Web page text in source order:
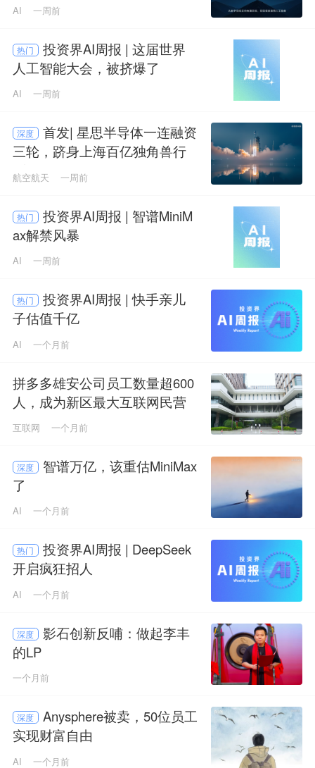
AI 一周前
热门
投资界AI周报 | 这届世界
人工智能大会，被挤爆了
AI 一周前
深度
首发| 星思半导体一连融资
三轮，跻身上海百亿独角兽行
列
航空航天 一周前
热门
投资界AI周报 | 智谱MiniM
ax解禁风暴
AI 一周前
热门
投资界AI周报 | 快手亲儿
子估值千亿
AI 一个月前
拼多多雄安公司员工数量超600
人，成为新区最大互联网民营
企业
互联网 一个月前
深度
智谱万亿，该重估MiniMax
了
AI 一个月前
热门
投资界AI周报 | DeepSeek
开启疯狂招人
AI 一个月前
深度
影石创新反哺：做起李丰
的LP
一个月前
深度
Anysphere被卖，50位员工
实现财富自由
AI 一个月前